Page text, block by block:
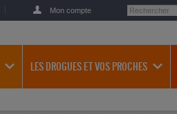
Mon compte
LES DROGUES ET VOS PROCHES